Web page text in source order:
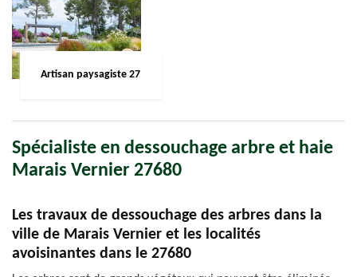
Artisan paysagiste 27
Spécialiste en dessouchage arbre et haie
Marais Vernier 27680
Les travaux de dessouchage des arbres dans la
ville de Marais Vernier et les localités
avoisinantes dans le 27680